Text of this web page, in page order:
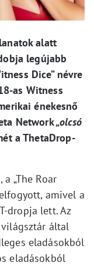
alatt
legújabb
Dice” névre
as Witness
énekesnő
Network „olcsó
a ThetaDrop-
„The Roar
amivel a
dropja lett. Az
által
eladásokból
eladásokból